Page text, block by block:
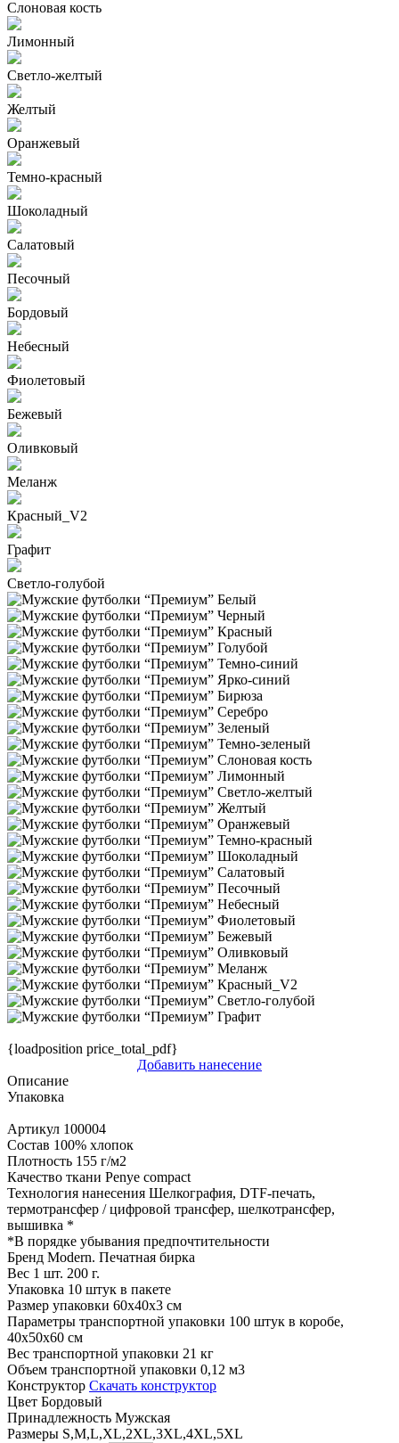
Слоновая кость
Лимонный
Светло-желтый
Желтый
Оранжевый
Темно-красный
Шоколадный
Салатовый
Песочный
Бордовый
Небесный
Фиолетовый
Бежевый
Оливковый
Меланж
Красный_V2
Графит
Светло-голубой
{loadposition price_total_pdf}
Добавить нанесение
Описание
Упаковка
Артикул 100004
Состав 100% хлопок
Плотность 155 г/м2
Качество ткани Penye compact
Технология нанесения Шелкография, DTF-печать,
термотрансфер / цифровой трансфер, шелкотрансфер,
вышивка *
*В порядке убывания предпочтительности
Бренд Modern. Печатная бирка
Вес 1 шт. 200 г.
Упаковка 10 штук в пакете
Размер упаковки 60x40x3 см
Параметры транспортной упаковки 100 штук в коробе,
40x50x60 см
Вес транспортной упаковки 21 кг
Объем транспортной упаковки 0,12 м3
Конструктор Скачать конструктор
Цвет Бордовый
Принадлежность Мужская
Размеры S,M,L,XL,2XL,3XL,4XL,5XL